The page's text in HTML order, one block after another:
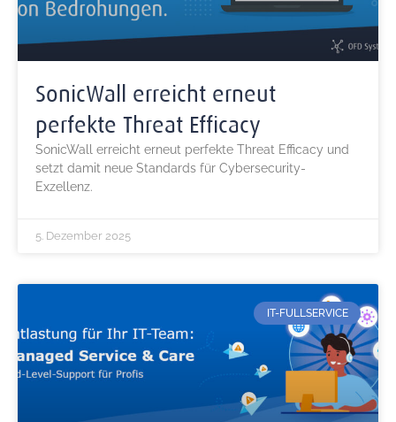
SonicWall erreicht erneut
perfekte Threat Efficacy
SonicWall erreicht erneut perfekte Threat Efficacy und
setzt damit neue Standards für Cybersecurity-
Exzellenz.
5. Dezember 2025
IT-FULLSERVICE